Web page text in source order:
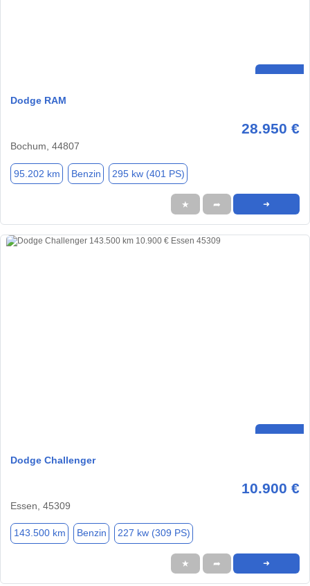
Dodge RAM
28.950 €
Bochum, 44807
95.202 km Benzin 295 kw (401 PS)
★ ➦ ➜
Dodge Challenger
10.900 €
Essen, 45309
143.500 km Benzin 227 kw (309 PS)
★ ➦ ➜